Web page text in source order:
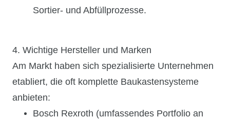
Sortier- und Abfüllprozesse.
4. Wichtige Hersteller und Marken
Am Markt haben sich spezialisierte Unternehmen
etabliert, die oft komplette Baukastensysteme
anbieten:
Bosch Rexroth (umfassendes Portfolio an